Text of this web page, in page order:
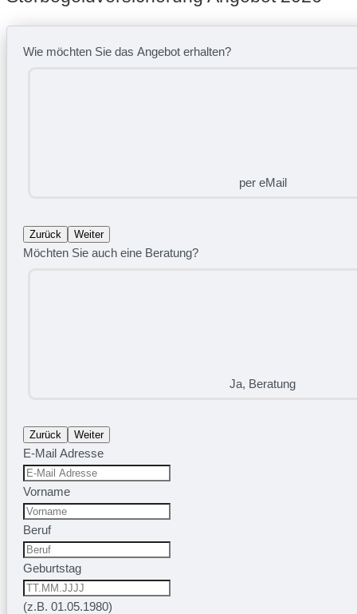
Wie möchten Sie das Angebot erhalten?
per eMail
Zurück Weiter
Möchten Sie auch eine Beratung?
Ja, Beratung
Zurück Weiter
E-Mail Adresse
Vorname
Beruf
Geburtstag
(z.B. 01.05.1980)